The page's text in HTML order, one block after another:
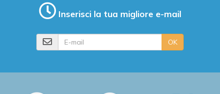
Inserisci la tua migliore e-mail
OK